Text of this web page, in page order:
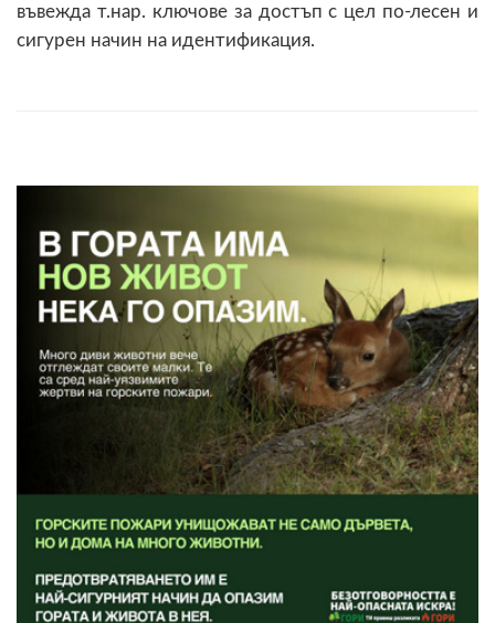
въвежда т.нар. ключове за достъп с цел по-лесен и
сигурен начин на идентификация.